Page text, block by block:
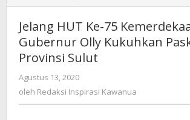
Jelang HUT Ke-75
Gubernur Olly Kukuhkan
Provinsi Sulut
Agustus 13, 2020
Redaksi
oleh Redaksi Inspirasi Kawanua